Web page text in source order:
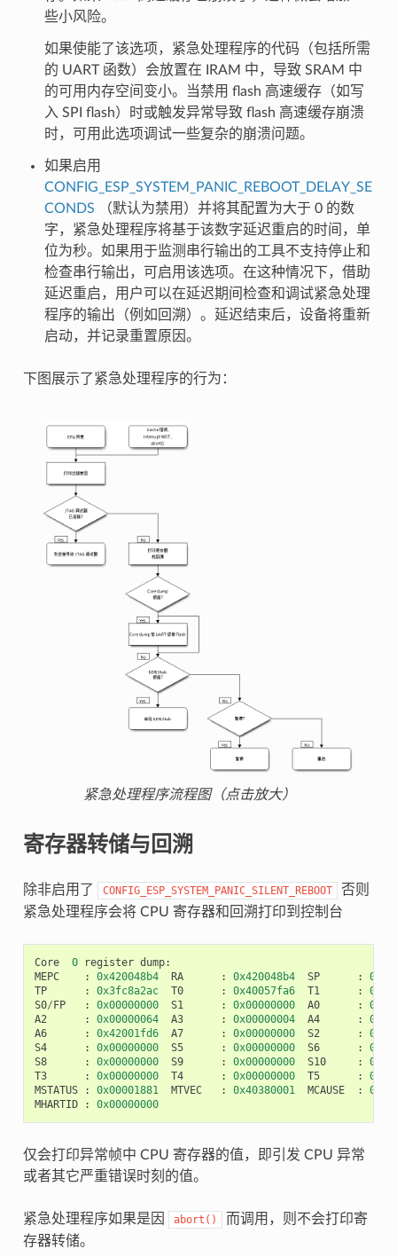
些小风险。
如果使能了该选项，紧急处理程序的代码（包括所需
的 UART 函数）会放置在 IRAM 中，导致 SRAM 中
的可用内存空间变小。当禁用 flash 高速缓存（如写
入 SPI flash）时或触发异常导致 flash 高速缓存崩溃
时，可用此选项调试一些复杂的崩溃问题。
如果启用
CONFIG_ESP_SYSTEM_PANIC_REBOOT_DELAY_SE
CONDS （默认为禁用）并将其配置为大于 0 的数
字，紧急处理程序将基于该数字延迟重启的时间，单
位为秒。如果用于监测串行输出的工具不支持停止和
检查串行输出，可启用该选项。在这种情况下，借助
延迟重启，用户可以在延迟期间检查和调试紧急处理
程序的输出（例如回溯）。延迟结束后，设备将重新
启动，并记录重置原因。
下图展示了紧急处理程序的行为：
紧急处理程序流程图（点击放大）
寄存器转储与回溯
除非启用了 CONFIG_ESP_SYSTEM_PANIC_SILENT_REBOOT
否则
紧急处理程序会将 CPU 寄存器和回溯打印到控制台
Core 0 register dump:
MEPC
: 0x420048b4 RA : 0x420048b4 SP :
TP
: 0x3fc8a2ac T0 : 0x40057fa6 T1 :
S0/FP : 0x00000000 S1 : 0x00000000 A0 :
A2
: 0x00000064 A3 : 0x00000004 A4 :
A6
: 0x42001fd6 A7 : 0x00000000 S2 :
S4
: 0x00000000 S5 : 0x00000000 S6 :
S8
: 0x00000000 S9 : 0x00000000 S10 :
T3
: 0x00000000 T4 : 0x00000000 T5 :
MSTATUS
: 0x00001881 MTVEC : 0x40380001 MCAUSE :
MHARTID
: 0x00000000
仅会打印异常帧中 CPU 寄存器的值，即引发 CPU 异常
或者其它严重错误时刻的值。
紧急处理程序如果是因 abort()
而调用，则不会打印寄
存器转储。